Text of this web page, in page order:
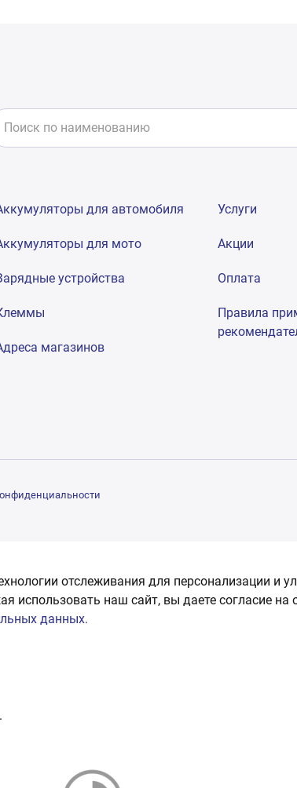
для автомобиля
для мото
устройства
магазинов
Услуги
Акции
Оплата
Правила
отслеживания для персонализации и
использовать наш сайт, вы даете согласие
данных.